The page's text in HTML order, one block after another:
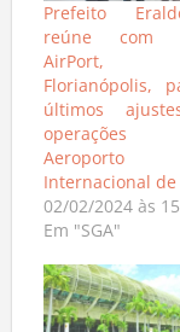
Prefeito
reúne com
AirPort,
Florianópolis,
últimos
Aeroporto
Internacional de
02/02/2024 às
Em "SGA"